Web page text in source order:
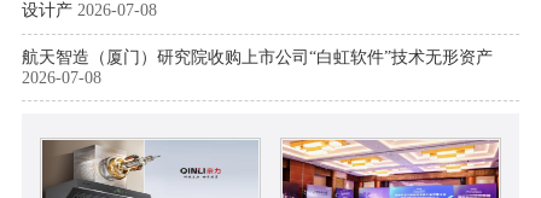
设计产 2026-07-08
航天智造（厦门）研究院收购上市公司“白虹软件”技术无形资产
2026-07-08